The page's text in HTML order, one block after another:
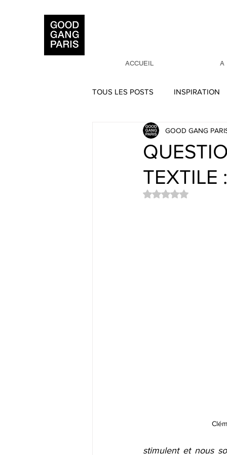
ACCUEIL A
TOUS LES POSTS INSPIRATION
PERSPECTIVES ARTS
INTERVENTIONS
GOOD GANG
Noté NaN étoiles
stimulent et nous